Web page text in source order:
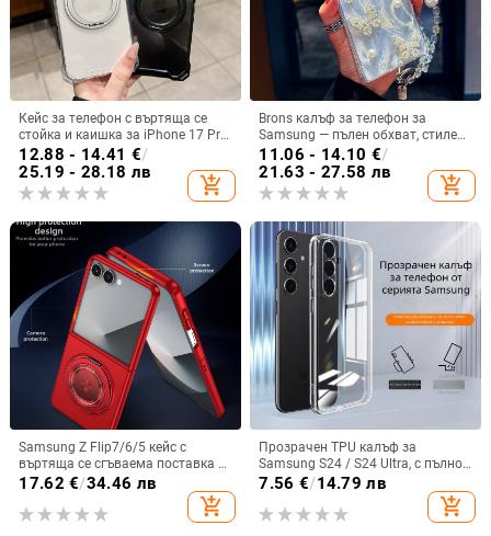
Кейс за телефон с въртяща се
стойка и каишка за iPhone 17 Pro
Max, 16, 15 и iPhone 11
12.88 - 14.41 €/
25.19 - 28.18 лв
add_shopping_cart
Brons калъф за телефон за
Samsung — пълен обхват, стилен
и креативен дизайн, TPU
материал, удароустойчив
11.06 - 14.10 €/
21.63 - 27.58 лв
add_shopping_cart
Samsung Z Flip7/6/5 кейс с
въртяща се сгъваема поставка и
магнитна скоба, 360° въртене,
поликарбонатен корпус
17.62 €/34.46 лв
add_shopping_cart
Прозрачен TPU калъф за
Samsung S24 / S24 Ultra, с пълно
покритие и защита на камерата
7.56 €/14.79 лв
add_shopping_cart